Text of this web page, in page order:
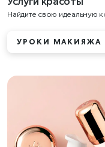
Найдите свою идеальную
УРОКИ МАКИЯЖА